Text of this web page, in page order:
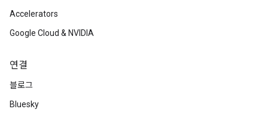
Accelerators
Google Cloud & NVIDIA
연결
블로그
Bluesky